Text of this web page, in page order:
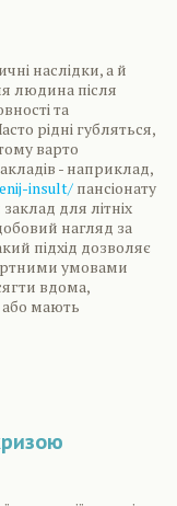
наслідки, а й
людина після
та
рідні губляться,
варто
- наприклад,
insult/ пансіонату
для літніх
нагляд за
підхід дозволяє
умовами
вдома,
мають